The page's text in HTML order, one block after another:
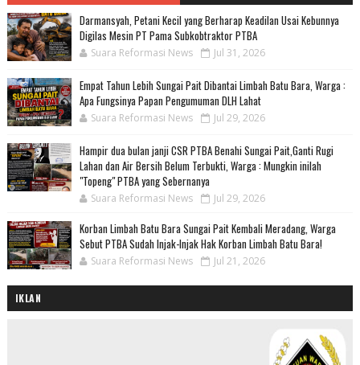
Darmansyah, Petani Kecil yang Berharap Keadilan Usai Kebunnya
Digilas Mesin PT Pama Subkobtraktor PTBA
Suara Reformasi News Jul 31, 2026
Empat Tahun Lebih Sungai Pait Dibantai Limbah Batu Bara, Warga :
Apa Fungsinya Papan Pengumuman DLH Lahat
Suara Reformasi News Jul 29, 2026
Hampir dua bulan janji CSR PTBA Benahi Sungai Pait,Ganti Rugi
Lahan dan Air Bersih Belum Terbukti, Warga : Mungkin inilah
"Topeng" PTBA yang Sebernanya
Suara Reformasi News Jul 29, 2026
Korban Limbah Batu Bara Sungai Pait Kembali Meradang, Warga
Sebut PTBA Sudah Injak-Injak Hak Korban Limbah Batu Bara!
Suara Reformasi News Jul 21, 2026
IKLAN